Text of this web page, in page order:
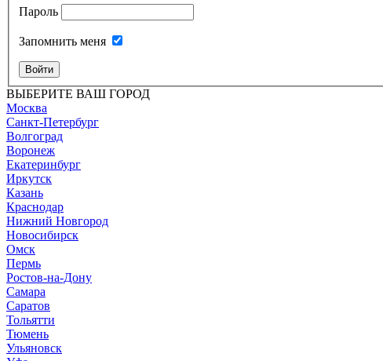
Пароль
Запомнить меня
Войти
ВЫБЕРИТЕ ВАШ ГОРОД
Москва
Санкт-Петербург
Волгоград
Воронеж
Екатеринбург
Иркутск
Казань
Краснодар
Нижний Новгород
Новосибирск
Омск
Пермь
Ростов-на-Дону
Самара
Саратов
Тольятти
Тюмень
Ульяновск